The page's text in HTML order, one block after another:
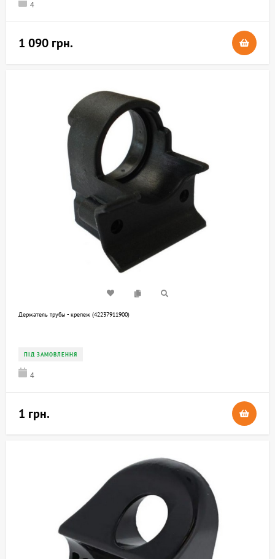
4
1 090 грн.
Держатель трубы - крепеж (42237911900)
ПІД ЗАМОВЛЕННЯ
4
1 грн.